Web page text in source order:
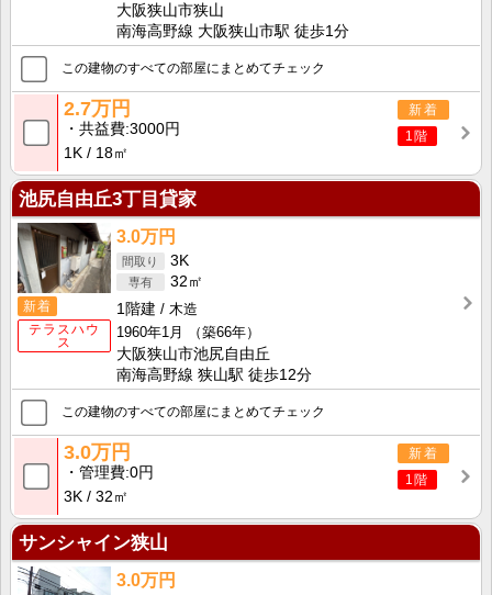
大阪狭山市狭山
南海高野線 大阪狭山市駅 徒歩1分
この建物のすべての部屋にまとめてチェック
新着
1階
2.7万円
共益費 3000円
1K
18㎡
池尻自由丘3丁目貸家
新着
テラスハウ
ス
3.0万円
3K
32㎡
1階建
木造
1960年1月
（築66年）
大阪狭山市池尻自由丘
南海高野線 狭山駅 徒歩12分
この建物のすべての部屋にまとめてチェック
新着
1階
3.0万円
管理費 0円
3K
32㎡
サンシャイン狭山
3.0万円